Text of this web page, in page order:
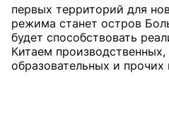
первых территорий для
режима станет остров
будет способствовать
Китаем производственных,
образовательных и прочих